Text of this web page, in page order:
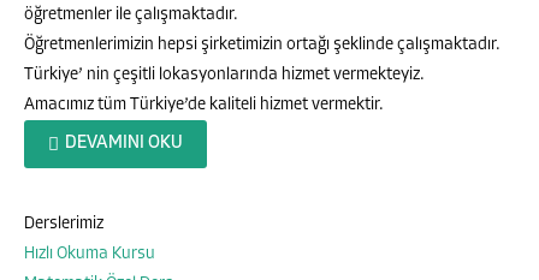
öğretmenler ile çalışmaktadır.
Öğretmenlerimizin hepsi şirketimizin ortağı şeklinde çalışmaktadır.
Türkiye’ nin çeşitli lokasyonlarında hizmet vermekteyiz.
Amacımız tüm Türkiye’de kaliteli hizmet vermektir.
DEVAMINI OKU
Derslerimiz
Hızlı Okuma Kursu
Özel Ders Sepeti